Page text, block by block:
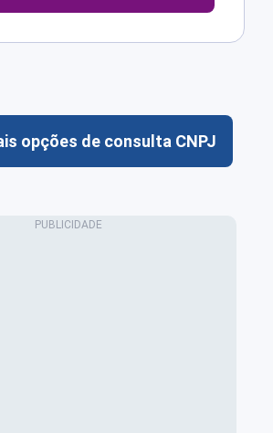
opções de consulta CNPJ